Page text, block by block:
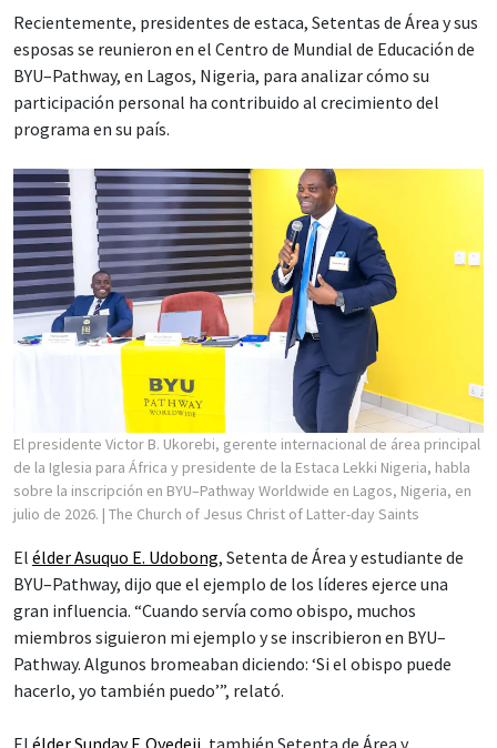
Recientemente, presidentes de estaca, Setentas de Área y sus
esposas se reunieron en el Centro de Mundial de Educación de
BYU–Pathway, en Lagos, Nigeria, para analizar cómo su
participación personal ha contribuido al crecimiento del
programa en su país.
El presidente Victor B. Ukorebi, gerente internacional de área principal
de la Iglesia para África y presidente de la Estaca Lekki Nigeria, habla
sobre la inscripción en BYU–Pathway Worldwide en Lagos, Nigeria, en
julio de 2026. | The Church of Jesus Christ of Latter-day Saints
El élder Asuquo E. Udobong, Setenta de Área y estudiante de
BYU–Pathway, dijo que el ejemplo de los líderes ejerce una
gran influencia. “Cuando servía como obispo, muchos
miembros siguieron mi ejemplo y se inscribieron en BYU–
Pathway. Algunos bromeaban diciendo: ‘Si el obispo puede
hacerlo, yo también puedo’”, relató.